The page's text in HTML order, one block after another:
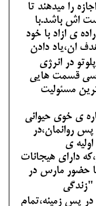
را میدهند تا
اش باشد.با
ی ازاد با خود
ان،یاد دادن
در انرژی
قسمت هایی
مسئولیت
ی خوی حیوانی
روانمان،در
ی
دارای هیجانات
حضور مارس در
"زندگی
پس زمینه،تمام